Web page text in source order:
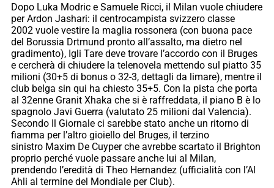
Dopo Luka Modric e Samuele Ricci, il Milan vuole chiudere
per Ardon Jashari: il centrocampista svizzero classe
2002 vuole vestire la maglia rossonera (con buona pace
del Borussia Drtmund pronto all’assalto, ma dietro nel
gradimento), Igli Tare deve trovare l’accordo con il Bruges
e cercherà di chiudere la telenovela mettendo sul piatto 35
milioni (30+5 di bonus o 32-3, dettagli da limare), mentre il
club belga sin qui ha chiesto 35+5. Con la pista che porta
al 32enne Granit Xhaka che si è raffreddata, il piano B è lo
spagnolo Javi Guerra (valutato 25 milioni dal Valencia).
Secondo Il Giornale ci sarebbe stato anche un ritorno di
fiamma per l’altro gioiello del Bruges, il terzino
sinistro Maxim De Cuyper che avrebbe scartato il Brighton
proprio perché vuole passare anche lui al Milan,
prendendo l’eredità di Theo Hernandez (ufficialità con l’Al
Ahli al termine del Mondiale per Club).